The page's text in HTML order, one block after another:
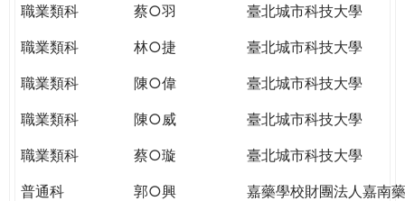
職業類科
蔡○羽
臺北城市科技大學
職業類科
林○捷
臺北城市科技大學
職業類科
陳○偉
臺北城市科技大學
職業類科
陳○威
臺北城市科技大學
職業類科
蔡○璇
臺北城市科技大學
普通科
郭○興
嘉藥學校財團法人嘉南